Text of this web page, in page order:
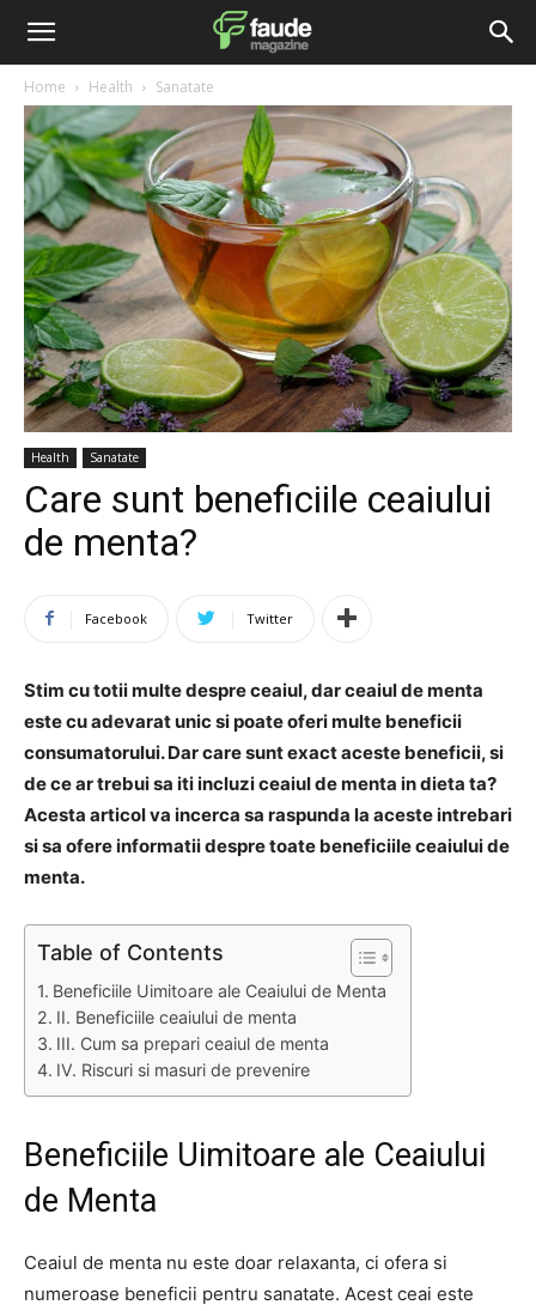
Home Health Sanatate
Health Sanatate
Care sunt beneficiile ceaiului
de menta?
Facebook Twitter
Stim cu totii multe despre ceaiul, dar ceaiul de menta
este cu adevarat unic si poate oferi multe beneficii
consumatorului. Dar care sunt exact aceste beneficii, si
de ce ar trebui sa iti incluzi ceaiul de menta in dieta ta?
Acesta articol va incerca sa raspunda la aceste intrebari
si sa ofere informatii despre toate beneficiile ceaiului de
menta.
Table of Contents
Beneficiile Uimitoare ale Ceaiului de Menta
II. Beneficiile ceaiului de menta
III. Cum sa prepari ceaiul de menta
IV. Riscuri si masuri de prevenire
Beneficiile Uimitoare ale Ceaiului
de Menta
Ceaiul de menta nu este doar relaxanta, ci ofera si
numeroase beneficii pentru sanatate. Acest ceai este